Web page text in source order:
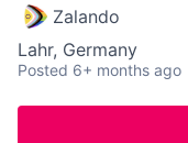
Zalando
Lahr, Germany
Posted 6+ months ago